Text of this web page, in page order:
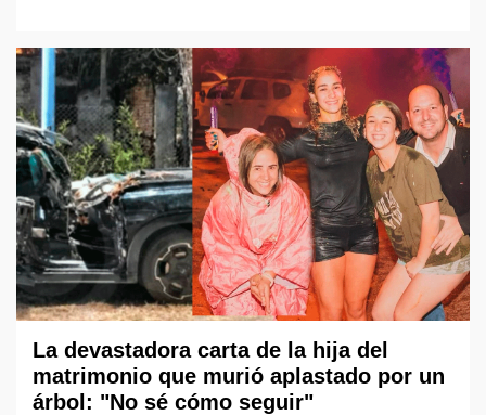
La devastadora carta de la hija del
matrimonio que murió aplastado por un
árbol: "No sé cómo seguir"